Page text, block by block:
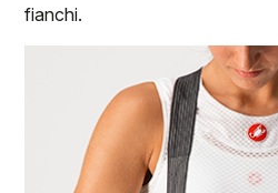
fianchi.